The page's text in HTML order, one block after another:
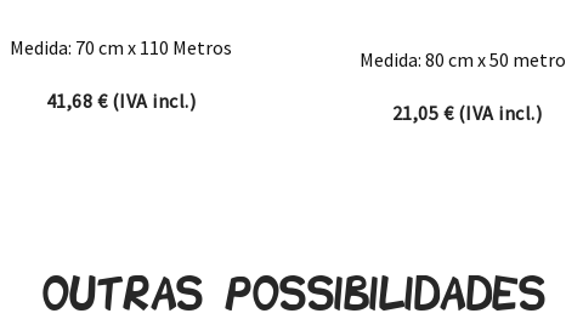
267,41 €
Medida: 70 cm x 110 Metros
41,68 €(IVA incl.)
Medida: 80 cm x 50
21,05 €(IVA incl.)
Outras possibilidades